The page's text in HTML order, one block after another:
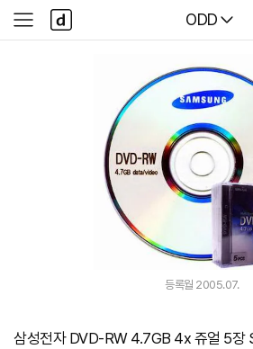
다나와
ODD
사
이
다
나
와
등록월 2005.07.
삼성전자 DVD-RW 4.7GB 4x 쥬얼 5장